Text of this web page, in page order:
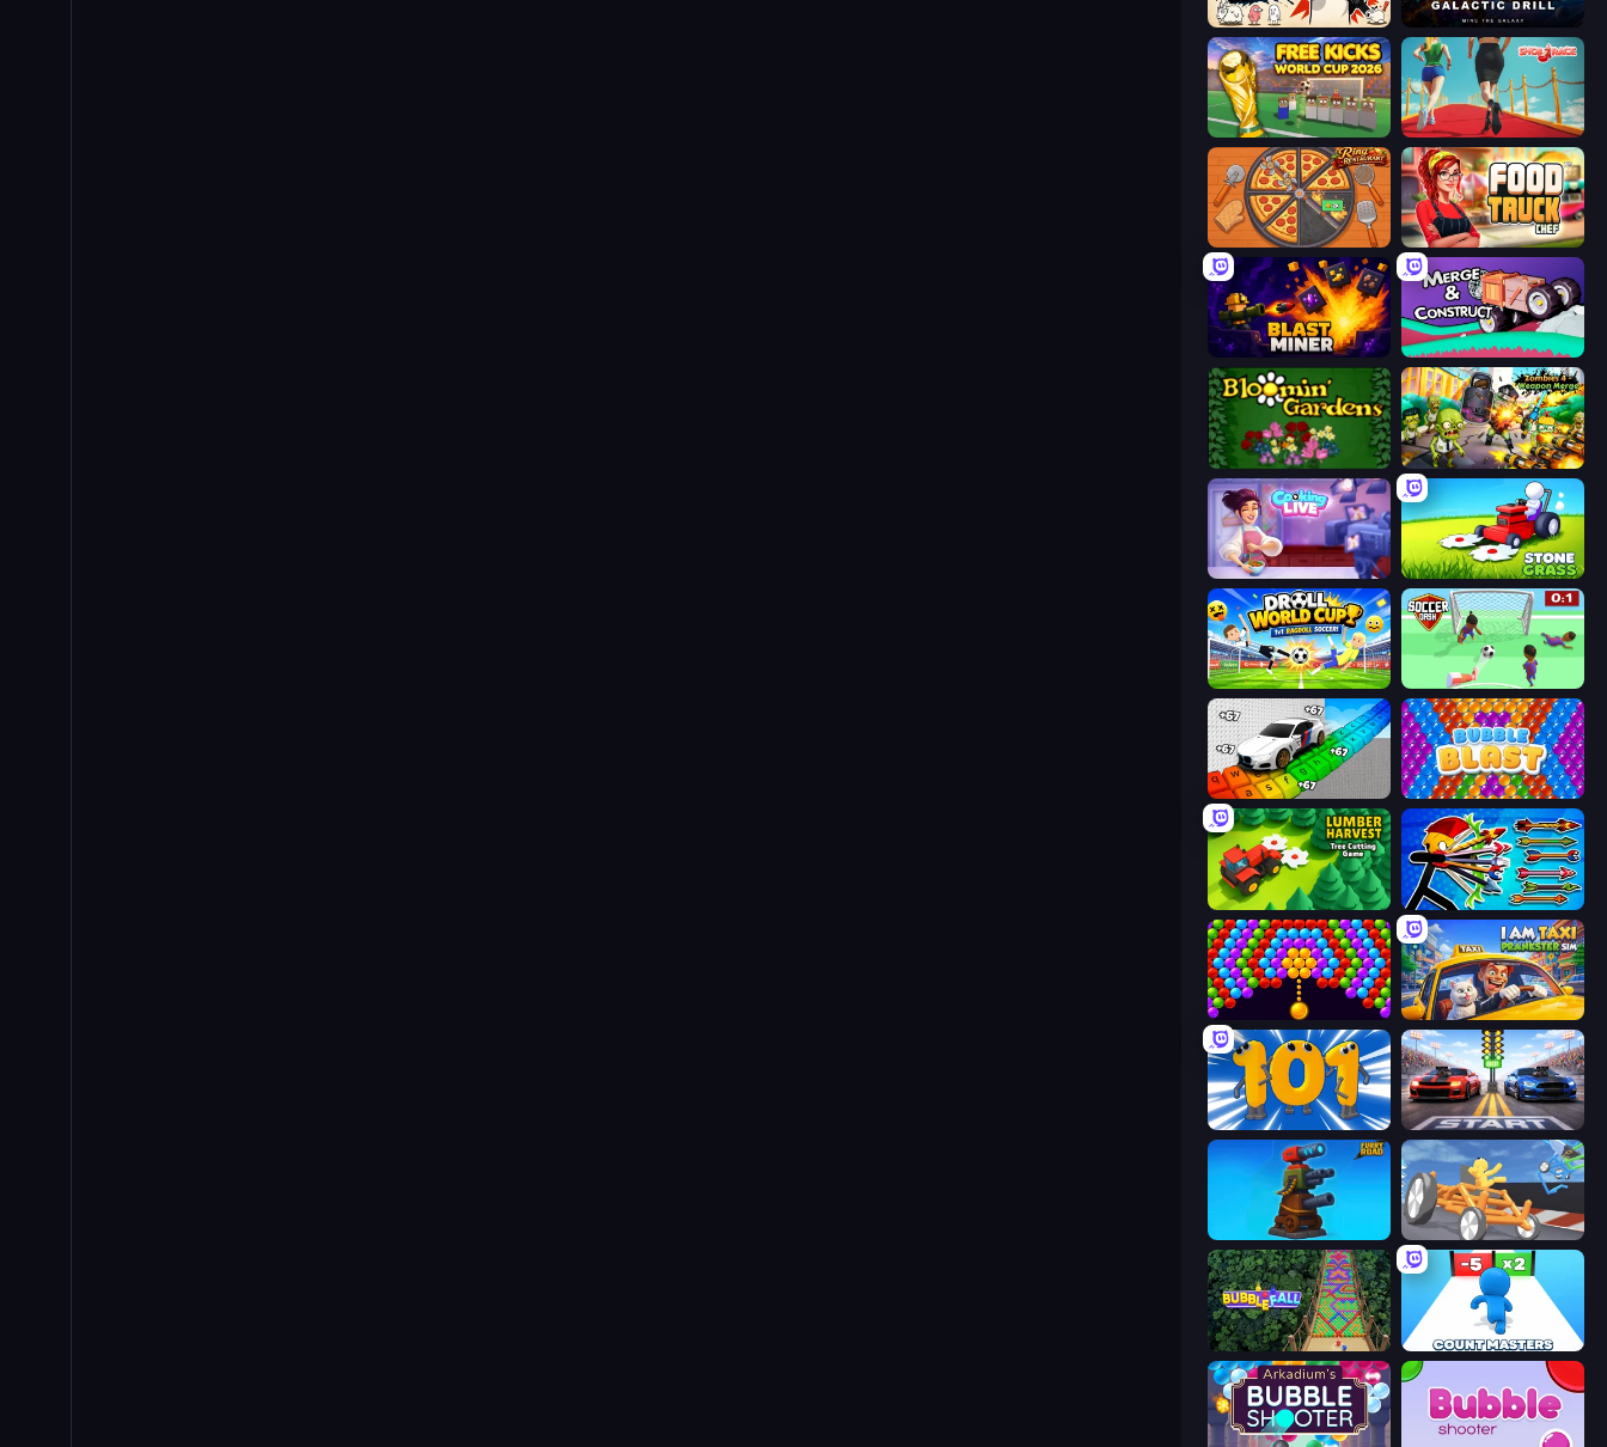
Gun Hero: Cat Survival Galactic Drill
Free Kicks World Cup 2026 Shoe Race
Ring Restaurant Food Truck Chef™: A Fun Cooking Game
Blast Miner Merge & Construct
Blooming Gardens Zombies 4 Weapon Merge
Cooking Live Stone Grass: Mowing Simulator
Droll World Cup Soccer Dash
Bubble Blast
Lumber Harvest: Tree Cutting Game Archer Ragdoll Masters
Bubble Story I Am Taxi Prankster Sim
Numbers Arena Street Racer 2
Furry Road Draw Crash Race
Bubble Fall